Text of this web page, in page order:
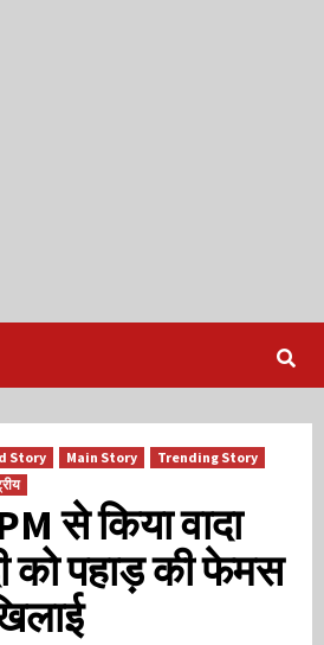
Story Main Story
Trending Story
से किया वादा
को पहाड़ की फेमस